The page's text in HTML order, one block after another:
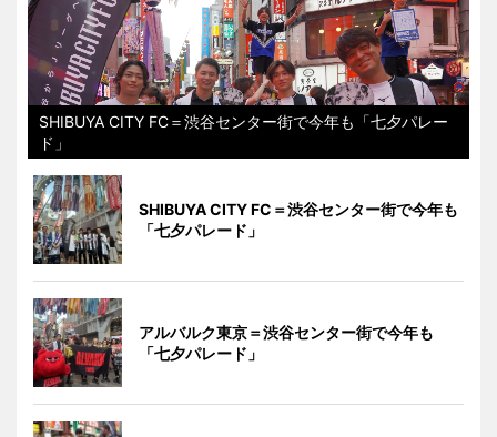
SHIBUYA CITY FC＝渋谷センター街で今年も「七夕パレー
ド」
SHIBUYA CITY FC＝渋谷センター街で今年も
「七夕パレード」
アルバルク東京＝渋谷センター街で今年も
「七夕パレード」